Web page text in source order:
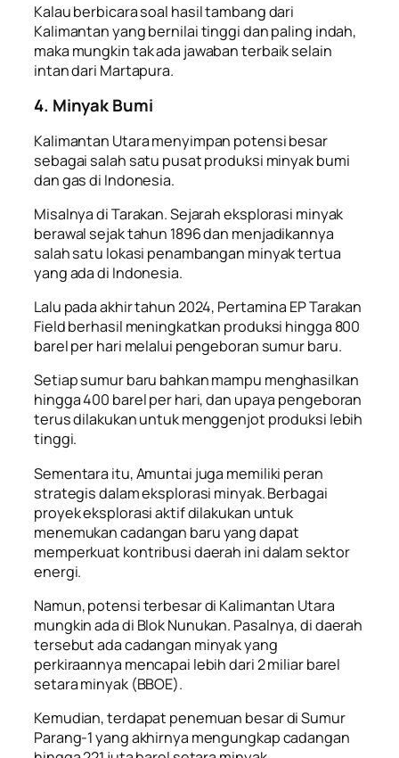
Kalau berbicara soal hasil tambang dari
Kalimantanyang bernilai tinggi dan paling indah,
maka mungkin tak ada jawaban terbaik selain
intan dari Martapura.
4. Minyak Bumi
Kalimantan Utara menyimpan potensi besar
sebagai salah satu pusat produksi minyak bumi
dan gas di Indonesia.
Misalnya di Tarakan. Sejarah eksplorasi minyak
berawal sejak tahun 1896 dan menjadikannya
salah satu lokasi penambangan minyak tertua
yang ada di Indonesia.
Lalu pada akhir tahun 2024, Pertamina EP Tarakan
Field berhasil meningkatkan produksi hingga 800
barel per hari melalui pengeboran sumur baru.
Setiap sumur baru bahkan mampu menghasilkan
hingga 400 barel per hari, dan upaya pengeboran
terus dilakukan untuk menggenjot produksi lebih
tinggi.
Sementara itu, Amuntai juga memiliki peran
strategis dalam eksplorasi minyak. Berbagai
proyek eksplorasi aktif dilakukan untuk
menemukan cadangan baru yang dapat
memperkuat kontribusi daerah ini dalam sektor
energi.
Namun, potensi terbesar di Kalimantan Utara
mungkin ada di Blok Nunukan. Pasalnya, di daerah
tersebut ada cadangan minyak yang
perkiraannya mencapai lebih dari 2 miliar barel
setara minyak (BBOE).
Kemudian, terdapat penemuan besar di Sumur
Parang-1 yang akhirnya mengungkap cadangan